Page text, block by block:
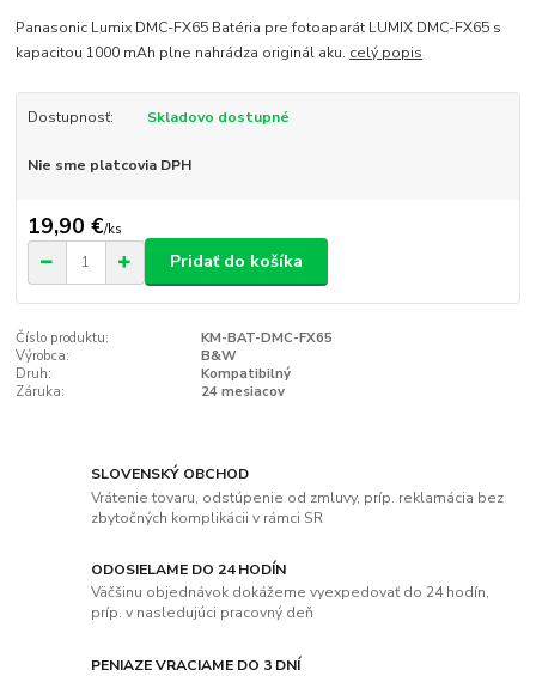
Panasonic Lumix DMC-FX65 Batéria pre fotoaparát LUMIX DMC-FX65 s
kapacitou 1000 mAh plne nahrádza originál aku. celý popis
Dostupnosť: Skladovo dostupné
Nie sme platcovia DPH
19,90 €/ks
Pridať do košíka
Číslo produktu:
KM-BAT-DMC-FX65
Výrobca:
B&W
Druh:
Kompatibilný
Záruka:
24 mesiacov
SLOVENSKÝ OBCHOD
Vrátenie tovaru, odstúpenie od zmluvy, príp. reklamácia bez
zbytočných komplikácii v rámci SR
ODOSIELAME DO 24 HODÍN
Väčšinu objednávok dokážeme vyexpedovať do 24 hodín,
príp. v nasledujúci pracovný deň
PENIAZE VRACIAME DO 3 DNÍ